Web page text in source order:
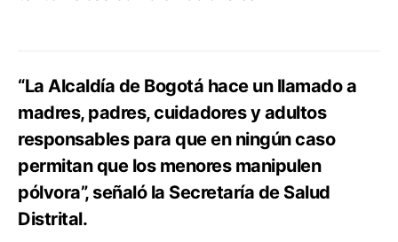
“La Alcaldía de Bogotá hace un llamado a
madres, padres, cuidadores y adultos
responsables para que en ningún caso
permitan que los menores manipulen
pólvora”, señaló la Secretaría de Salud
Distrital.